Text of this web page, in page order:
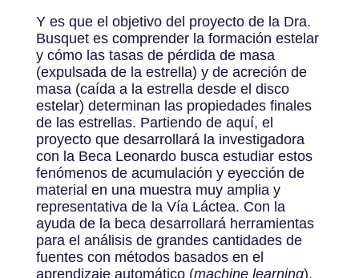
Y es que el objetivo del proyecto de la Dra.
Busquet es comprender la formación estelar
y cómo las tasas de pérdida de masa
(expulsada de la estrella) y de acreción de
masa (caída a la estrella desde el disco
estelar) determinan las propiedades finales
de las estrellas. Partiendo de aquí, el
proyecto que desarrollará la investigadora
con la Beca Leonardo busca estudiar estos
fenómenos de acumulación y eyección de
material en una muestra muy amplia y
representativa de la Vía Láctea. Con la
ayuda de la beca desarrollará herramientas
para el análisis de grandes cantidades de
fuentes con métodos basados ​​en el
aprendizaje automático (machine learning),